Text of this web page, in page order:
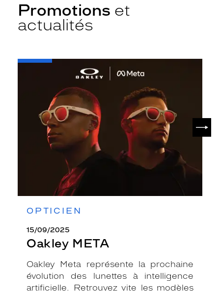
Promotions et
actualités
OPTICIEN
15/09/2025
Oakley META
Oakley Meta représente la prochaine
évolution des lunettes à intelligence
artificielle. Retrouvez vite les modèles
-